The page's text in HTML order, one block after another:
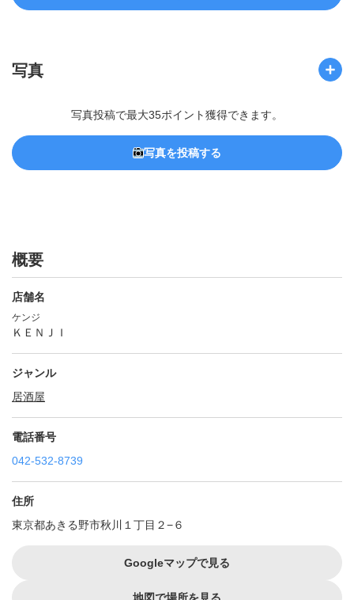
写真
写真投稿で最大35ポイント獲得できます。
写真を投稿する
概要
店舗名
ケンジ
ＫＥＮＪＩ
ジャンル
居酒屋
電話番号
042-532-8739
住所
東京都あきる野市秋川１丁目２−６
Googleマップで見る